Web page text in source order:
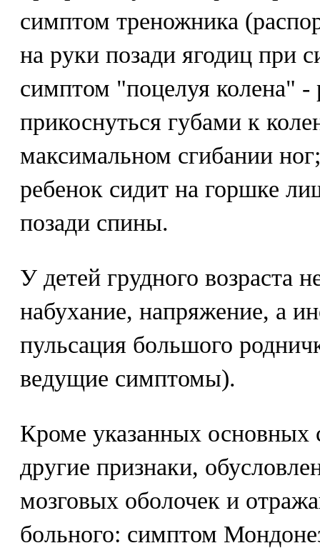
симптом треножника
на руки позади ягодиц при
симптом "поцелуя колена" -
прикоснуться губами к
максимальном сгибании
ребенок сидит на горшке
позади спины.
У детей грудного возраста
набухание, напряжение, а
пульсация большого
ведущие симптомы).
Кроме указанных основных
другие признаки,
мозговых оболочек и
больного: симптом